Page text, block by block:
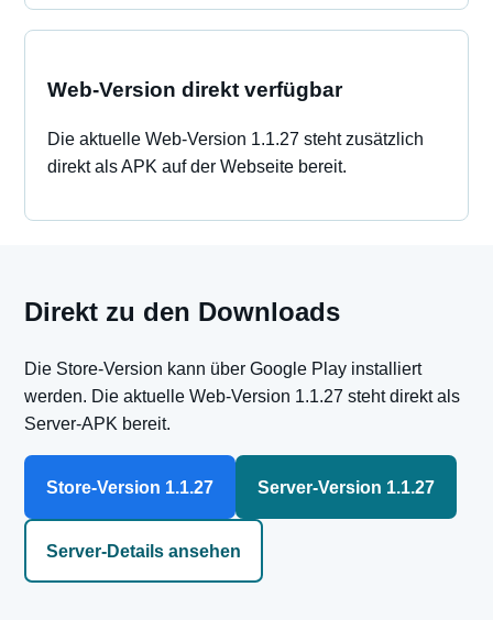
Web-Version direkt verfügbar
Die aktuelle Web-Version 1.1.27 steht zusätzlich
direkt als APK auf der Webseite bereit.
Direkt zu den Downloads
Die Store-Version kann über Google Play installiert
werden. Die aktuelle Web-Version 1.1.27 steht direkt als
Server-APK bereit.
Store-Version 1.1.27 Server-Version 1.1.27
Server-Details ansehen